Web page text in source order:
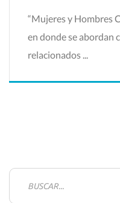
“Mujeres y Hombres
en donde se abordan
relacionados ...
B